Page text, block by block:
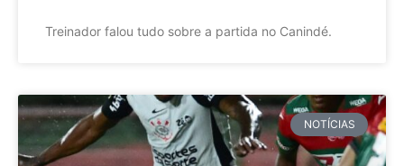
Treinador falou tudo sobre a partida no Canindé.
NOTÍCIAS